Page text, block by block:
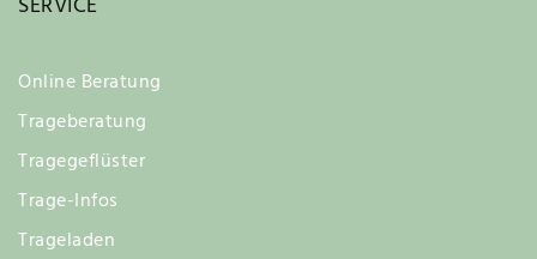
Online Beratung
Trageberatung
Tragegeflüster
Trage-Infos
Trageladen